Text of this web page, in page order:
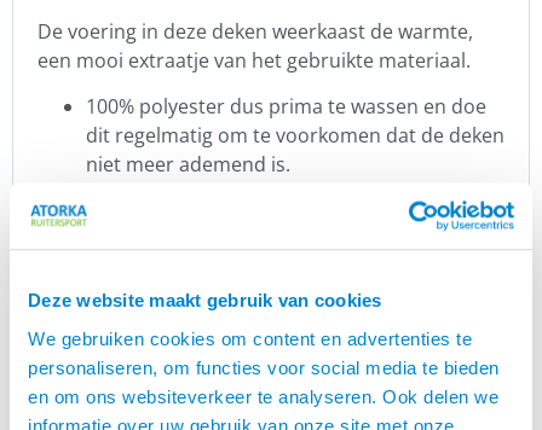
Deze website maakt gebruik van cookies
We gebruiken cookies om content en advertenties te
personaliseren, om functies voor social media te bieden
en om ons websiteverkeer te analyseren. Ook delen we
informatie over uw gebruik van onze site met onze
De voering in deze deken weerkaast de warmte,
een mooi extraatje van het gebruikte materiaal.
100% polyester dus prima te wassen en doe
dit regelmatig om te voorkomen dat de deken
niet meer ademend is.
de afbeeldingen
Ideaal is de combinatie met ditvliegenmasker
Harry’s Horse
De filosofie vanHarry’s Horseis “Paardensport en
geluk zijn onlosmakelijk met elkaar verbonden”. Zij
leveren al sinds 1974 de mooiste producten om